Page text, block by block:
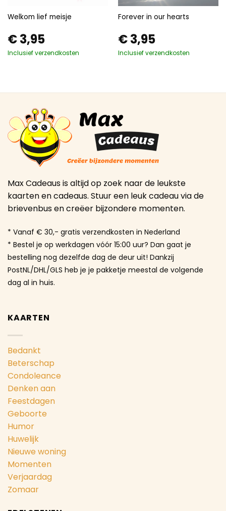
Welkom lief meisje
€3,95
Inclusief verzendkosten
Forever in our hearts
€3,95
Inclusief verzendkosten
Max Cadeaus is altijd op zoek naar de leukste
kaarten en cadeaus. Stuur een leuk cadeau via de
brievenbus en creëer bijzondere momenten.
* Vanaf € 30,- gratis verzendkosten in Nederland
* Bestel je op werkdagen vóór 15:00 uur? Dan gaat je
bestelling nog dezelfde dag de deur uit! Dankzij
PostNL/DHL/GLS heb je je pakketje meestal de volgende
dag al in huis.
KAARTEN
Bedankt
Beterschap
Condoleance
Denken aan
Feestdagen
Geboorte
Humor
Huwelijk
Nieuwe woning
Momenten
Verjaardag
Zomaar